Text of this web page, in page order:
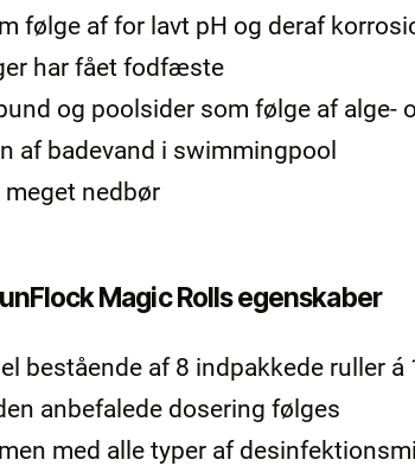
følge af for lavt pH og deraf
har fået fodfæste
og poolsider som følge af alge-
af badevand i swimmingpool
nedbør
Magic Rolls egenskaber
bestående af 8 indpakkede ruller á
anbefalede dosering følges
med alle typer af